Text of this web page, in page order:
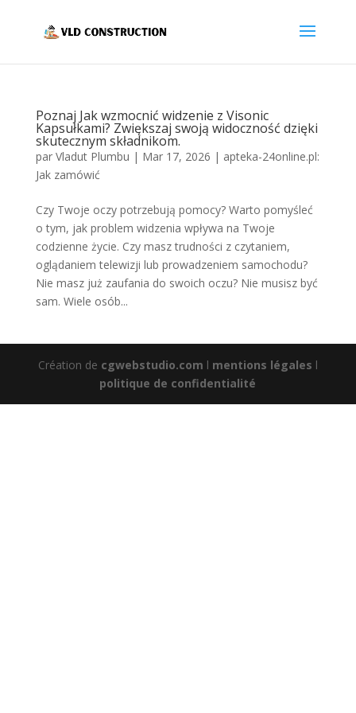
Poznaj Jak wzmocnić widzenie z Visonic
Kapsułkami? Zwiększaj swoją widoczność dzięki
skutecznym składnikom.
par Vladut Plumbu | Mar 17, 2026 | apteka-24online.pl:
Jak zamówić
Czy Twoje oczy potrzebują pomocy? Warto pomyśleć
o tym, jak problem widzenia wpływa na Twoje
codzienne życie. Czy masz trudności z czytaniem,
oglądaniem telewizji lub prowadzeniem samochodu?
Nie masz już zaufania do swoich oczu? Nie musisz być
sam. Wiele osób...
Création de cgwebstudio.com l mentions légales l
politique de confidentialité